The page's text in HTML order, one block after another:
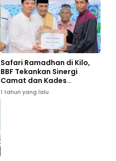
Safari Ramadhan di Kilo,
BBF Tekankan Sinergi
Camat dan Kades
Wujudkan Dompu Maju
1 tahun yang lalu